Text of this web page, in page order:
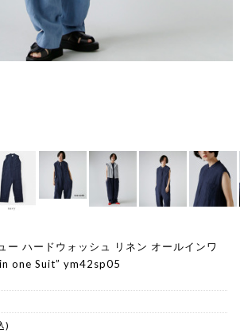
ー ハードウォッシュ リネン オールインワ
one Suit” ym42sp05
)